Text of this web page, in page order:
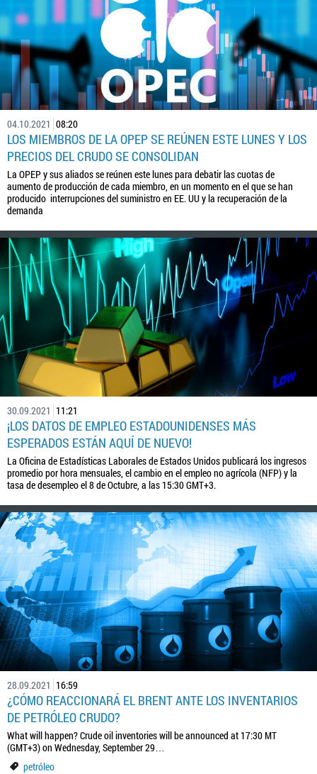
04.10.2021 08:20
LOS MIEMBROS DE LA OPEP SE REÚNEN ESTE LUNES Y LOS
PRECIOS DEL CRUDO SE CONSOLIDAN
La OPEP y sus aliados se reúnen este lunes para debatir las cuotas de
aumento de producción de cada miembro, en un momento en el que se han
producido interrupciones del suministro en EE. UU y la recuperación de la
demanda
30.09.2021 11:21
¡LOS DATOS DE EMPLEO ESTADOUNIDENSES MÁS
ESPERADOS ESTÁN AQUÍ DE NUEVO!
La Oficina de Estadísticas Laborales de Estados Unidos publicará los ingresos
promedio por hora mensuales, el cambio en el empleo no agrícola (NFP) y la
tasa de desempleo el 8 de Octubre, a las 15:30 GMT+3.
28.09.2021 16:59
¿CÓMO REACCIONARÁ EL BRENT ANTE LOS INVENTARIOS
DE PETRÓLEO CRUDO?
What will happen? Crude oil inventories will be announced at 17:30 MT
(GMT+3) on Wednesday, September 29…
petróleo